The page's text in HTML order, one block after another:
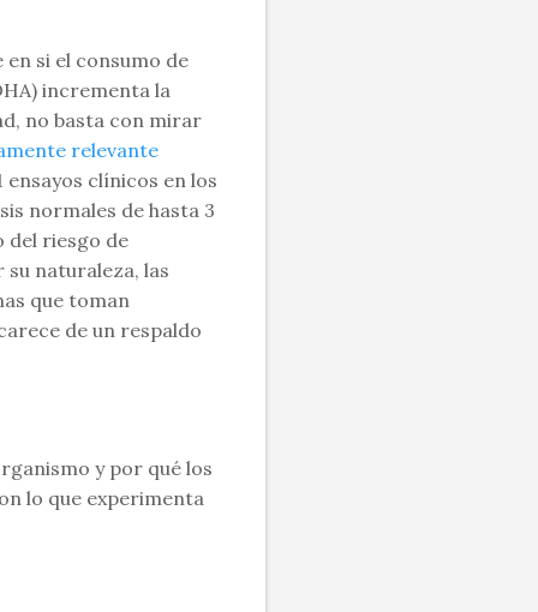
si el consumo de
incrementa la
no basta con mirar
relevante
ensayos clínicos en los
normales de hasta 3
del riesgo de
naturaleza, las
que toman
de un respaldo
y por qué los
lo que experimenta